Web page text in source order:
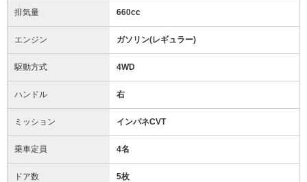
排気量 660cc
エンジン ガソリン(レギュラー)
駆動方式 4WD
ハンドル 右
ミッション インパネCVT
乗車定員 4名
ドア数 5枚